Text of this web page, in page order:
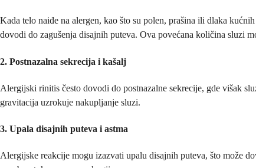
Kada telo naiđe na alergen, kao što su polen, prašina ili dlaka
dovodi do zagušenja disajnih puteva. Ova povećana količina sluzi
2. Postnazalna sekrecija i kašalj
Alergijski rinitis često dovodi do postnazalne sekrecije, gde višak
gravitacija uzrokuje nakupljanje sluzi.
3. Upala disajnih puteva i astma
Alergijske reakcije mogu izazvati upalu disajnih puteva, što može